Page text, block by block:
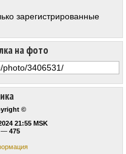
©
21:55 MSK
— 475
на фото
зарегистрированные